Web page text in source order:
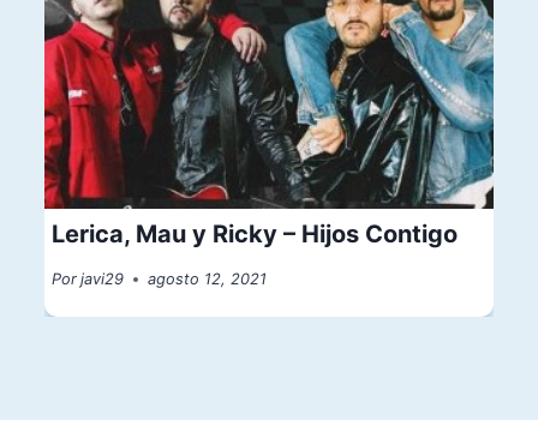
Lerica, Mau y Ricky – Hijos Contigo
Por javi29 agosto 12, 2021